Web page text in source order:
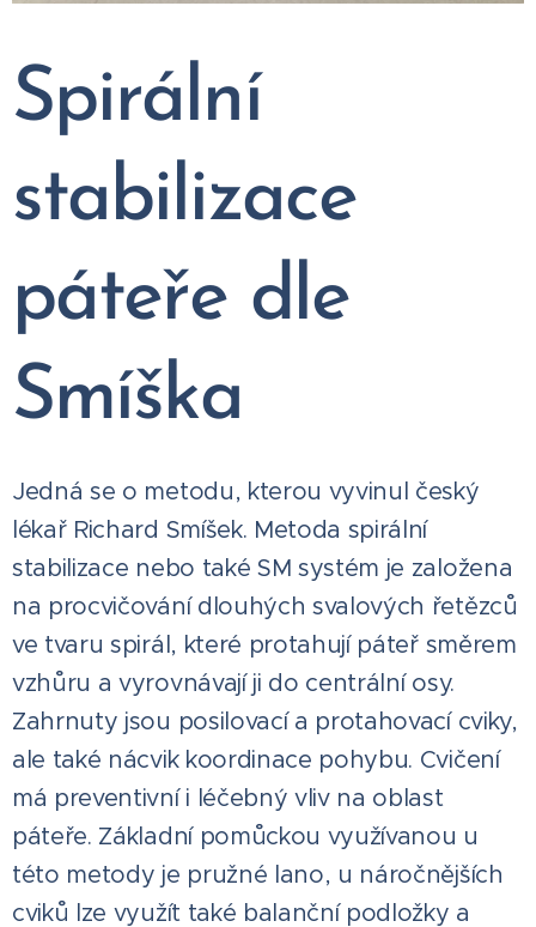
Spirální
stabilizace
páteře dle
Smíška
Jedná se o metodu, kterou vyvinul český
lékař Richard Smíšek. Metoda spirální
stabilizace nebo také SM systém je založena
na procvičování dlouhých svalových řetězců
ve tvaru spirál, které protahují páteř směrem
vzhůru a vyrovnávají ji do centrální osy.
Zahrnuty jsou posilovací a protahovací cviky,
ale také nácvik koordinace pohybu. Cvičení
má preventivní i léčebný vliv na oblast
páteře. Základní pomůckou využívanou u
této metody je pružné lano, u náročnějších
cviků lze využít také balanční podložky a